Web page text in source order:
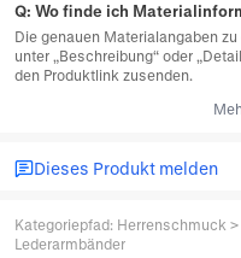
Q: Wo finde ich
Die genauen Materialangaben
unter „Beschreibung“ oder
den Produktlink zusenden.
Dieses Produkt melden
Kategoriepfad: Herrenschmuck >
Lederarmbänder